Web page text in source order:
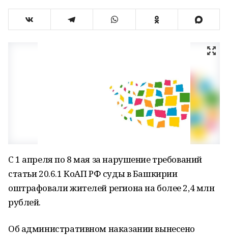
С 1 апреля по 8 мая за нарушение требований
статьи 20.6.1 КоАП РФ суды в Башкирии
оштрафовали жителей региона на более 2,4 млн
рублей.
Об административном наказании вынесено